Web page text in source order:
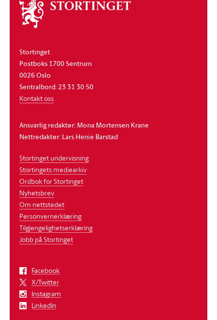
Om
stortinget
Stortinget
Postboks 1700 Sentrum
0026 Oslo
Sentralbord: 23 31 30 50
Kontakt oss
Ansvarlig redaktør: Mona Mortensen Krane
Nettredaktør: Lars Henie Barstad
Stortinget undervisning
Stortingets mediearkiv
Ordbok for Stortinget
Nyhetsbrev
Om nettstedet
Personvernerklæring
Tilgjengelighetserklæring
Jobb på Stortinget
Facebook
X/Twitter
Instagram
LinkedIn